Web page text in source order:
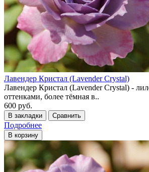
Лавендер Кристал (Lavender Crystal)
Лавендер Кристал (Lavender Crystal) -
оттенками, более тёмная в..
600 руб.
В закладки Сравнить
Подробнее
В корзину